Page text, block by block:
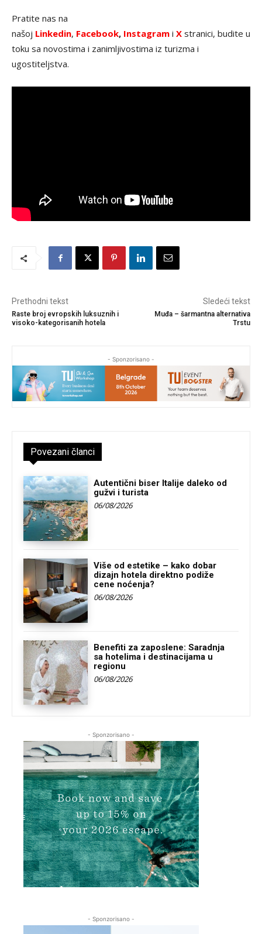
Pratite nas na
našoj Linkedin, Facebook, Instagram i X stranici, budite u
toku sa novostima i zanimljivostima iz turizma i
ugostiteljstva.
Prethodni tekst
Raste broj evropskih luksuznih i
visoko-kategorisanih hotela
Sledeći tekst
Muđa – šarmantna alternativa
Trstu
- Sponzorisano -
Povezani članci
Autentični biser Italije daleko od
gužvi i turista
06/08/2026
Više od estetike – kako dobar
dizajn hotela direktno podiže
cene noćenja?
06/08/2026
Benefiti za zaposlene: Saradnja
sa hotelima i destinacijama u
regionu
06/08/2026
- Sponzorisano -
- Sponzorisano -